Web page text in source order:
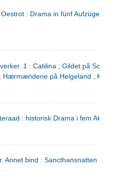
: Drama in fünf Aufzügen
1 : Catilina ; Gildet på Solhaug ; Fru
Hærmændene på Helgeland ;
: historisk Drama i fem Akter
Annet bind : Sancthansnatten ; Fru Inger